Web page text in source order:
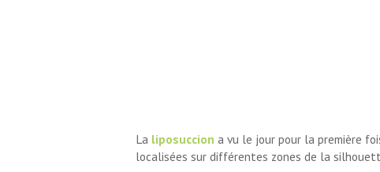
INTERVENTIONS
La liposuccion a vu le jour pour la première
localisées sur différentes zones de la